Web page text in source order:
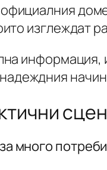
изглеждат
много